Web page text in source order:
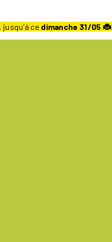
, jusqu’à cedimanche 31/05 🐞